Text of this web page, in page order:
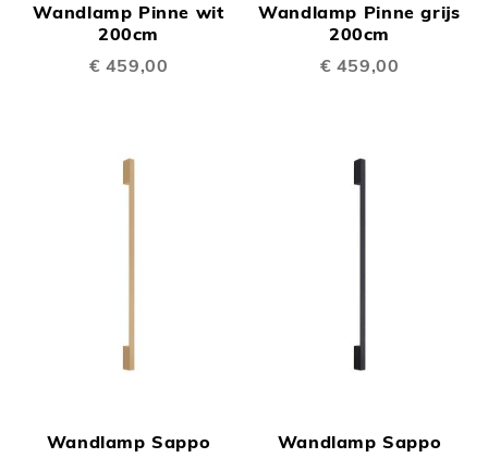
Wandlamp Pinne wit
200cm
€ 459,00
Wandlamp Pinne grijs
200cm
€ 459,00
Wandlamp Sappo
Wandlamp Sappo